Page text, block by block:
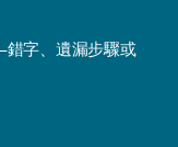
字、遺漏步驟或